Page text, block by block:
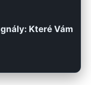
Které Vám